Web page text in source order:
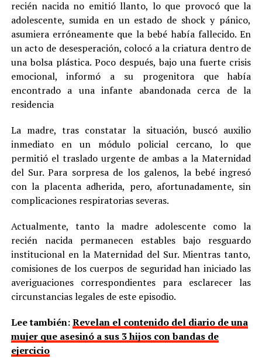
recién nacida no emitió llanto, lo que provocó que la
adolescente, sumida en un estado de shock y pánico,
asumiera erróneamente que la bebé había fallecido. En
un acto de desesperación, colocó a la criatura dentro de
una bolsa plástica. Poco después, bajo una fuerte crisis
emocional, informó a su progenitora que había
encontrado a una infante abandonada cerca de la
residencia
La madre, tras constatar la situación, buscó auxilio
inmediato en un módulo policial cercano, lo que
permitió el traslado urgente de ambas a la Maternidad
del Sur. Para sorpresa de los galenos, la bebé ingresó
con la placenta adherida, pero, afortunadamente, sin
complicaciones respiratorias severas.
Actualmente, tanto la madre adolescente como la
recién nacida permanecen estables bajo resguardo
institucional en la Maternidad del Sur. Mientras tanto,
comisiones de los cuerpos de seguridad han iniciado las
averiguaciones correspondientes para esclarecer las
circunstancias legales de este episodio.
Lee también:Revelan el contenido del diario de una
mujer que asesinó a sus 3 hijos con bandas de
ejercicio